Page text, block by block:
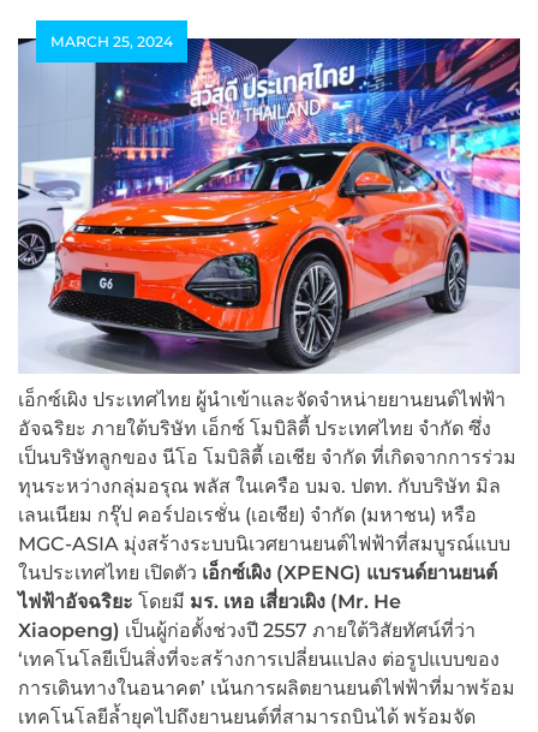
MARCH 25, 2024
เอ็กซ์เผิง ประเทศไทย ผู้นำเข้าและจัดจำหน่ายยานยนต์ไฟฟ้า
อัจฉริยะ ภายใต้บริษัท เอ็กซ์ โมบิลิตี้ ประเทศไทย จำกัด ซึ่ง
เป็นบริษัทลูกของ นีโอ โมบิลิตี้ เอเชีย จำกัด ที่เกิดจากการร่วม
ทุนระหว่างกลุ่มอรุณ พลัส ในเครือ บมจ. ปตท. กับบริษัท มิล
เลนเนียม กรุ๊ป คอร์ปอเรชั่น (เอเชีย) จำกัด (มหาชน) หรือ
MGC-ASIA มุ่งสร้างระบบนิเวศยานยนต์ไฟฟ้าที่สมบูรณ์แบบ
ในประเทศไทย เปิดตัว เอ็กซ์เผิง (XPENG) แบรนด์ยานยนต์
ไฟฟ้าอัจฉริยะ โดยมี มร. เหอ เสี่ยวเผิง (Mr. He
Xiaopeng) เป็นผู้ก่อตั้งช่วงปี 2557 ภายใต้วิสัยทัศน์ที่ว่า
‘เทคโนโลยีเป็นสิ่งที่จะสร้างการเปลี่ยนแปลง ต่อรูปแบบของ
การเดินทางในอนาคต’ เน้นการผลิตยานยนต์ไฟฟ้าที่มาพร้อม
เทคโนโลยีล้ำยุคไปถึงยานยนต์ที่สามารถบินได้ พร้อมจัด